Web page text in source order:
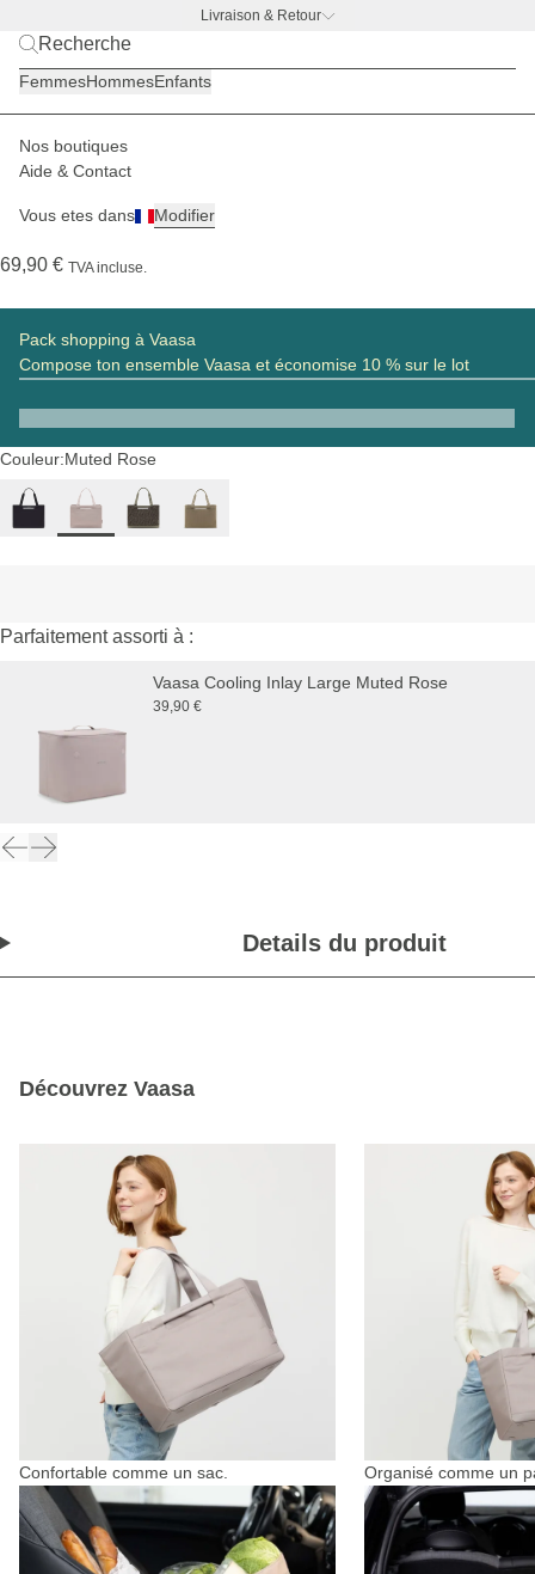
Livraison & Retour
BACK TO WORK |
FemmesHommesEnfants
Nos boutiques
Aide & Contact
Vous etes dans Modifier
Femmes Paniers
69,90 € TVA incluse.
Pack shopping à Vaasa
Compose ton ensemble Vaasa et économise 10 % sur le lot
Couleur:Muted Rose
Parfaitement assorti à :
Vaasa Cooling Inlay Large Muted Rose
39,90 €
Details du produit
Découvrez Vaasa
Confortable comme un sac. Organisé comme un